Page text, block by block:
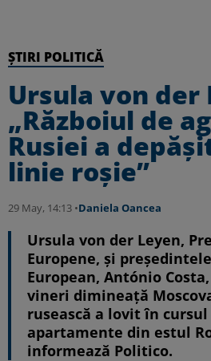
ȘTIRI POLITICĂ
Ursula von der
„Războiul de
Rusiei a
linie roșie”
29 May, 14:13 •Daniela Oancea
Ursula von der Leyen,
Europene, și
European, António
vineri dimineață
rusească a lovit în
apartamente din estul
informează Politico.